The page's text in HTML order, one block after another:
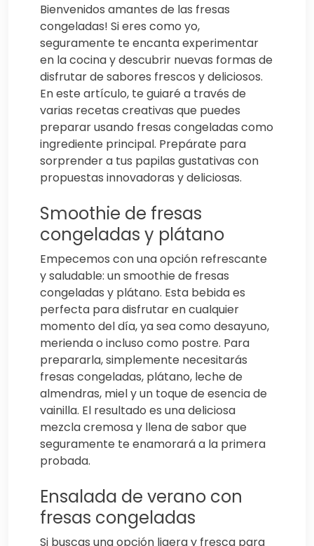
Bienvenidos amantes de las fresas
congeladas! Si eres como yo,
seguramente te encanta experimentar
en la cocina y descubrir nuevas formas de
disfrutar de sabores frescos y deliciosos.
En este artículo, te guiaré a través de
varias recetas creativas que puedes
preparar usando fresas congeladas como
ingrediente principal. Prepárate para
sorprender a tus papilas gustativas con
propuestas innovadoras y deliciosas.
Smoothie de fresas
congeladas y plátano
Empecemos con una opción refrescante
y saludable: un smoothie de fresas
congeladas y plátano. Esta bebida es
perfecta para disfrutar en cualquier
momento del día, ya sea como desayuno,
merienda o incluso como postre. Para
prepararla, simplemente necesitarás
fresas congeladas, plátano, leche de
almendras, miel y un toque de esencia de
vainilla. El resultado es una deliciosa
mezcla cremosa y llena de sabor que
seguramente te enamorará a la primera
probada.
Ensalada de verano con
fresas congeladas
Si buscas una opción ligera y fresca para